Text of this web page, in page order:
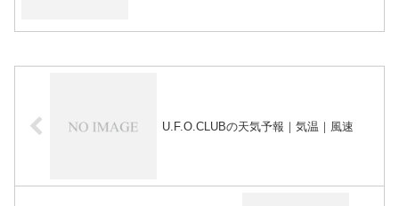
U.F.O.CLUBの天気予報｜気温｜風速